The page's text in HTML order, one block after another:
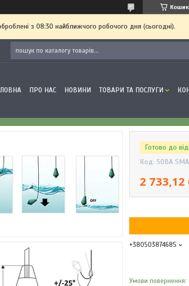
Кошик
з 08:30 найближчого робочого дня (сьогодні).
ПРО НАС НОВИНИ ТОВАРИ ТА ПОСЛУГИ
Готово до
Код: SOBA
2 733,12
+380503874685